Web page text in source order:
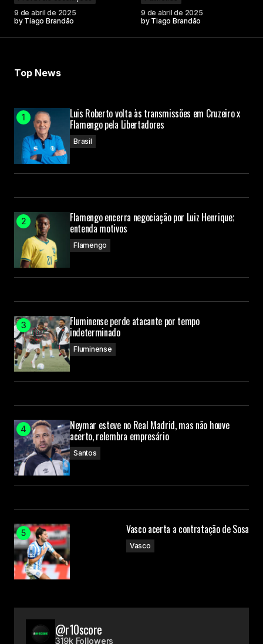
9 de abril de 2025
by Tiago Brandão
9 de abril de 2025
by Tiago Brandão
Top News
Luis Roberto volta às transmissões em Cruzeiro x
Flamengo pela Libertadores
Brasil
Flamengo encerra negociação por Luiz Henrique;
entenda motivos
Flamengo
Fluminense perde atacante por tempo
indeterminado
Fluminense
Neymar esteve no Real Madrid, mas não houve
acerto, relembra empresário
Santos
Vasco acerta a contratação de Sosa
Vasco
@r10score
319k Followers